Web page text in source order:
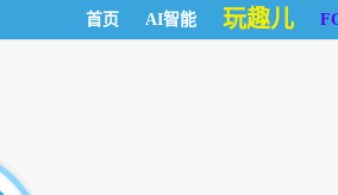
首页 AI智能 玩趣儿